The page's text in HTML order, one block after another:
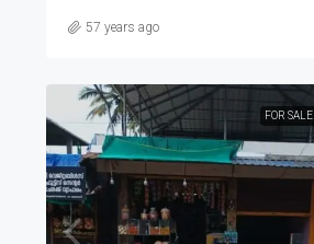
57 years ago
FOR SALE